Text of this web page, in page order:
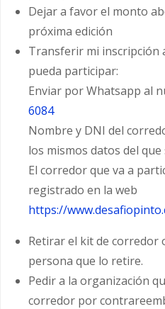
Dejar a favor el monto
próxima edición
Transferir mi inscripción
pueda participar:
Enviar por Whatsapp al
6084
Nombre y DNI del
los mismos datos del que
El corredor que va a
registrado en la web
https://
Retirar el kit de corredor
persona que lo retire.
Pedir a la organización
corredor por